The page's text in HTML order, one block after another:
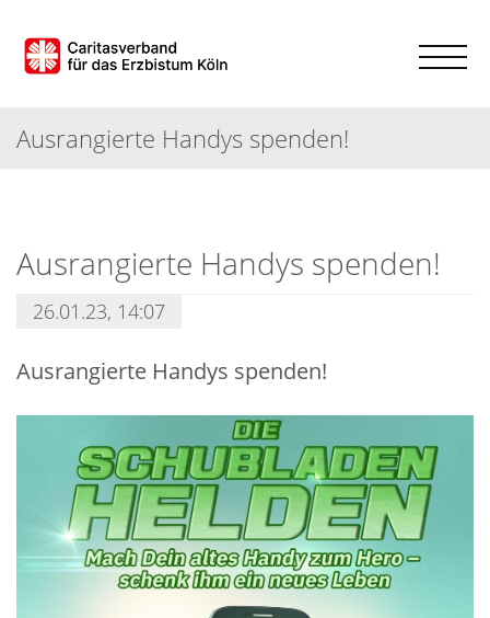
Ausrangierte Handys spenden!
Ausrangierte Handys spenden!
26.01.23, 14:07
Ausrangierte Handys spenden!